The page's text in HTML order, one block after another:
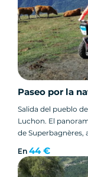
Paseo por la
Salida del pueblo
Luchon. El
de Superbagnères,
En 44 €